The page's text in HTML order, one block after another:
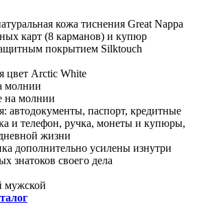
кожа тиснения Great Nappa
карт (8 карманов) и купюр
покрытием Silktouch
цвет Arctic White
молнии
на молнии
автодокументы, паспорт, кредитные
и телефон, ручка, монеты и купюры,
жизни
дополнительно усилены изнутри
знатоков своего дела
мужской